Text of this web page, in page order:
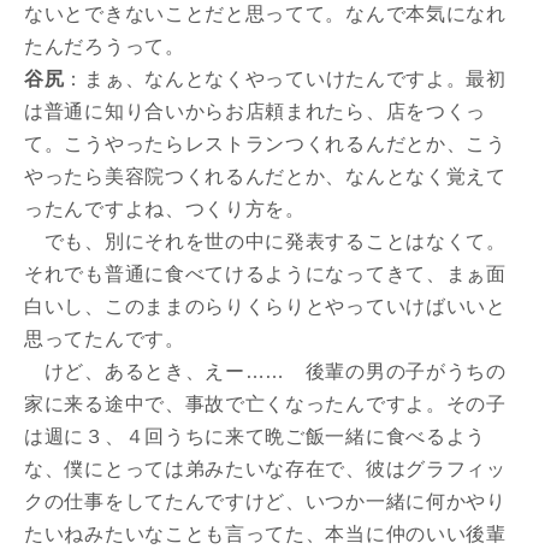
ないとできないことだと思ってて。なんで本気になれ
たんだろうって。
谷尻 ：まぁ、なんとなくやっていけたんですよ。最初
は普通に知り合いからお店頼まれたら、店をつくっ
て。こうやったらレストランつくれるんだとか、こう
やったら美容院つくれるんだとか、なんとなく覚えて
ったんですよね、つくり方を。
でも、別にそれを世の中に発表することはなくて。
それでも普通に食べてけるようになってきて、まぁ面
白いし、このままのらりくらりとやっていけばいいと
思ってたんです。
けど、あるとき、えー…… 後輩の男の子がうちの
家に来る途中で、事故で亡くなったんですよ。その子
は週に３、４回うちに来て晩ご飯一緒に食べるよう
な、僕にとっては弟みたいな存在で、彼はグラフィッ
クの仕事をしてたんですけど、いつか一緒に何かやり
たいねみたいなことも言ってた、本当に仲のいい後輩